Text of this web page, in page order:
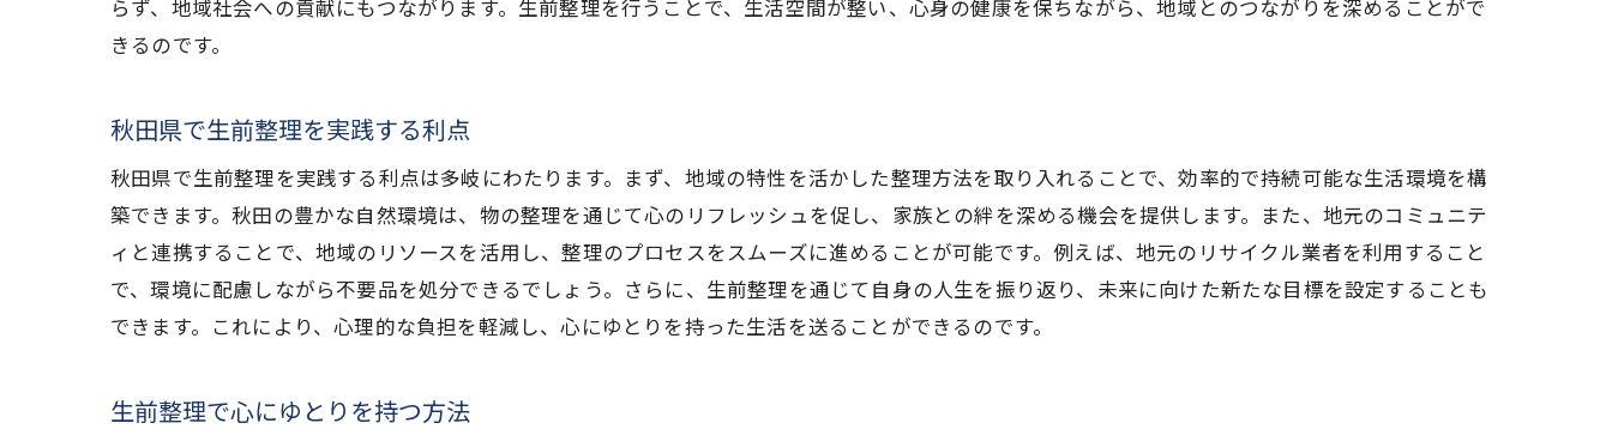
秋田での心豊かな生前整理の進め方
生前整理で秋田の心を豊かにする方法
秋田での生前整理の進め方と注意点
心豊かに生前整理を進める秋田の知恵
らず、地域社会への貢献にもつながります。生前整理を行うことで、生活空間が整い、心身の健康を保ちながら、地域とのつながりを深めることがで
きるのです。
秋田県で生前整理を実践する利点
秋田県で生前整理を実践する利点は多岐にわたります。まず、地域の特性を活かした整理方法を取り入れることで、効率的で持続可能な生活環境を構
築できます。秋田の豊かな自然環境は、物の整理を通じて心のリフレッシュを促し、家族との絆を深める機会を提供します。また、地元のコミュニテ
ィと連携することで、地域のリソースを活用し、整理のプロセスをスムーズに進めることが可能です。例えば、地元のリサイクル業者を利用すること
で、環境に配慮しながら不要品を処分できるでしょう。さらに、生前整理を通じて自身の人生を振り返り、未来に向けた新たな目標を設定することも
できます。これにより、心理的な負担を軽減し、心にゆとりを持った生活を送ることができるのです。
生前整理で心にゆとりを持つ方法